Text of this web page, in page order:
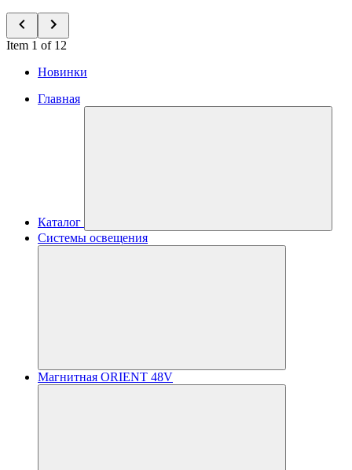
Item 1 of 12
Новинки
Главная
Каталог
Системы освещения
Магнитная ORIENT 48V